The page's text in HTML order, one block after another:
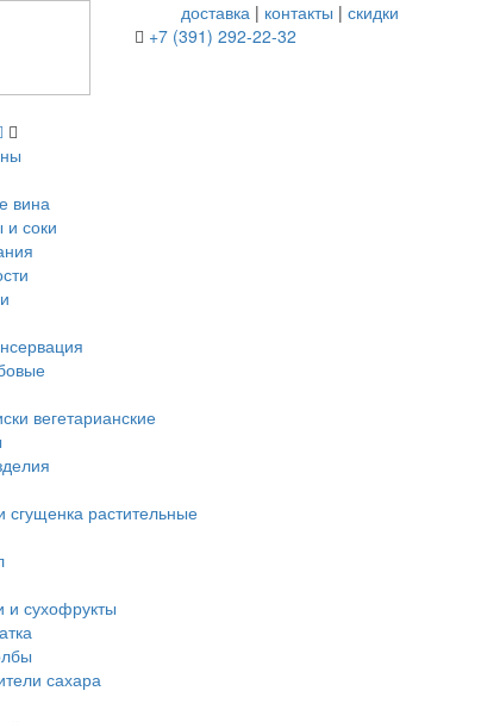
доставка | контакты |скидки
+7 (391) 292-22-32
вина
соки
вегетарианские
растительные
и сухофрукты
сахара